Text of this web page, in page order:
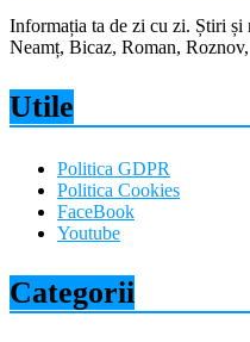
Informația ta de zi cu zi. Știri și
Neamț, Bicaz, Roman,
Utile
Politica GDPR
Politica Cookies
FaceBook
Youtube
Categorii